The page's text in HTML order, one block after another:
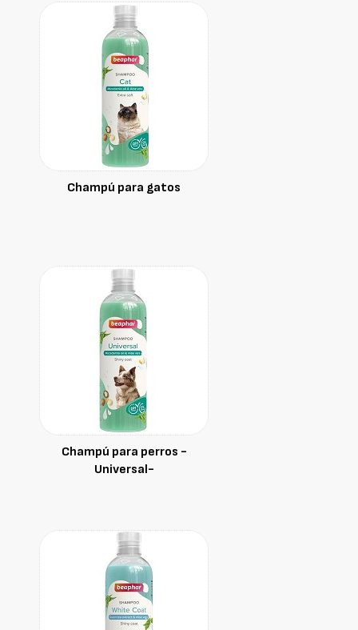
Champú para gatos
Champú para perros -
Universal-